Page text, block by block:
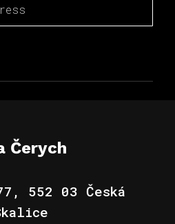
Čerych
552 03 Česká